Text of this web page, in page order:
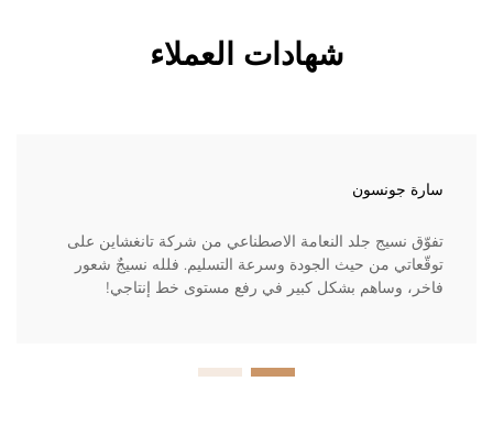
شهادات العملاء
سارة جونسون
تفوّق نسيج جلد النعامة الاصطناعي من شركة تانغشاين على
توقّعاتي من حيث الجودة وسرعة التسليم. فلله نسيجٌ شعور
فاخر، وساهم بشكل كبير في رفع مستوى خط إنتاجي!